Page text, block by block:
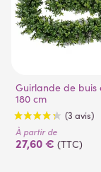
Guirlande de buis artificiel
180 cm
À partir de
27,60 € (TTC)